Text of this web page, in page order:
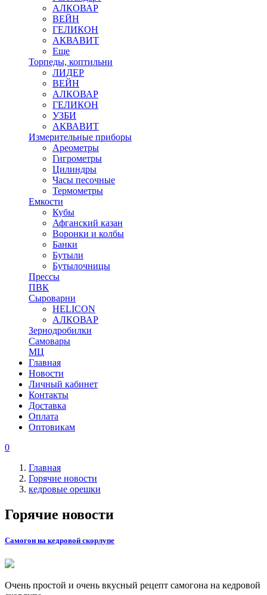
АЛКОВАР
ВЕЙН
ГЕЛИКОН
АКВАВИТ
Еще
Торпеды, коптильни
ЛИДЕР
ВЕЙН
АЛКОВАР
ГЕЛИКОН
УЗБИ
АКВАВИТ
Измерительные приборы
Ареометры
Гигрометры
Цилиндры
Часы песочные
Термометры
Емкости
Кубы
Афганский казан
Воронки и колбы
Банки
Бутыли
Бутылочницы
Прессы
ПВК
Сыроварни
HELICON
АЛКОВАР
Зернодробилки
Самовары
МЦ
Главная
Новости
Личный кабинет
Контакты
Доставка
Оплата
Оптовикам
0
Главная
Горячие новости
кедровые орешки
Горячие новости
Самогон на кедровой скорлупе
Очень простой и очень вкусный рецепт самогона на кедровой